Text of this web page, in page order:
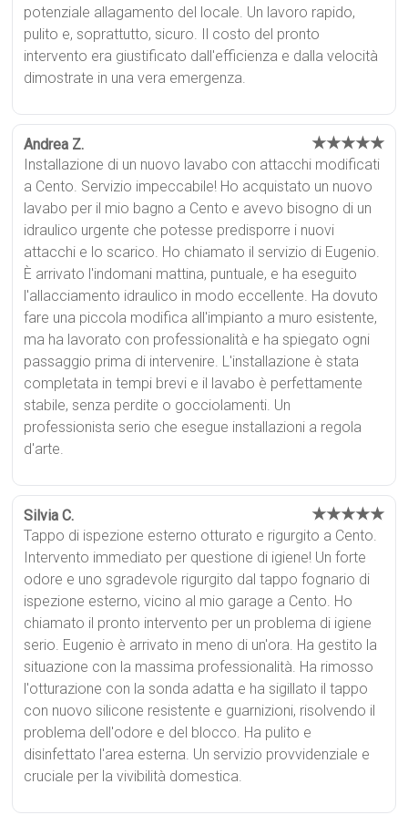
potenziale allagamento del locale. Un lavoro rapido,
pulito e, soprattutto, sicuro. Il costo del pronto
intervento era giustificato dall'efficienza e dalla velocità
dimostrate in una vera emergenza.
Andrea Z. ★★★★★
Installazione di un nuovo lavabo con attacchi modificati
a Cento. Servizio impeccabile! Ho acquistato un nuovo
lavabo per il mio bagno a Cento e avevo bisogno di un
idraulico urgente che potesse predisporre i nuovi
attacchi e lo scarico. Ho chiamato il servizio di Eugenio.
È arrivato l'indomani mattina, puntuale, e ha eseguito
l'allacciamento idraulico in modo eccellente. Ha dovuto
fare una piccola modifica all'impianto a muro esistente,
ma ha lavorato con professionalità e ha spiegato ogni
passaggio prima di intervenire. L'installazione è stata
completata in tempi brevi e il lavabo è perfettamente
stabile, senza perdite o gocciolamenti. Un
professionista serio che esegue installazioni a regola
d'arte.
Silvia C. ★★★★★
Tappo di ispezione esterno otturato e rigurgito a Cento.
Intervento immediato per questione di igiene! Un forte
odore e uno sgradevole rigurgito dal tappo fognario di
ispezione esterno, vicino al mio garage a Cento. Ho
chiamato il pronto intervento per un problema di igiene
serio. Eugenio è arrivato in meno di un'ora. Ha gestito la
situazione con la massima professionalità. Ha rimosso
l'otturazione con la sonda adatta e ha sigillato il tappo
con nuovo silicone resistente e guarnizioni, risolvendo il
problema dell'odore e del blocco. Ha pulito e
disinfettato l'area esterna. Un servizio provvidenziale e
cruciale per la vivibilità domestica.